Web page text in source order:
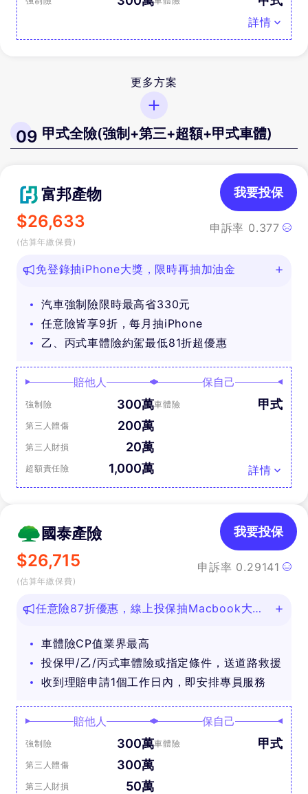
詳情
更多方案
09 甲式全險(強制+第三+超額+甲式車體)
富邦產物
$26,633
(估算年繳保費)
申訴率 0.377
我要投保
免登錄抽iPhone大獎，限時再抽加油金
汽車強制險限時最高省330元
任意險皆享9折，每月抽iPhone
乙、丙式車體險約駕最低81折超優惠
賠他人
強制險 300萬
第三人體傷 200萬
第三人財損 20萬
超額責任險 1,000萬
保自己
車體險 甲式
詳情
國泰產險
$26,715
(估算年繳保費)
申訴率 0.29141
我要投保
任意險87折優惠，線上投保抽Macbook大
車體險CP值業界最高
投保甲/乙/丙式車體險或指定條件，送道路救援
收到理賠申請1個工作日內，即安排專員服務
賠他人
強制險 300萬
第三人體傷 300萬
第三人財損 50萬
保自己
車體險 甲式